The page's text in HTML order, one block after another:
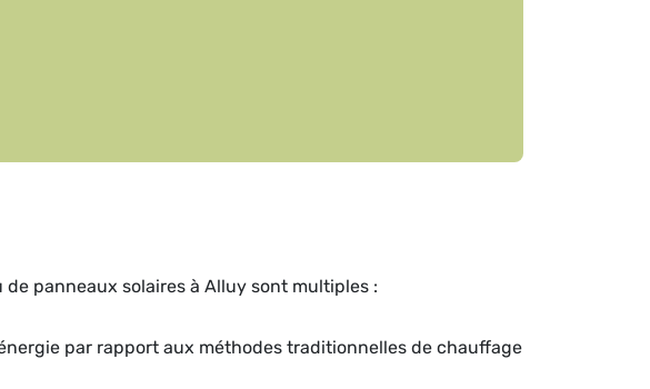
panneaux solaires à Alluy sont multiples :
par rapport aux méthodes traditionnelles de chauffage